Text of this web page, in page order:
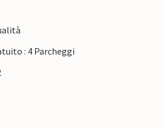
: 4 Parcheggi